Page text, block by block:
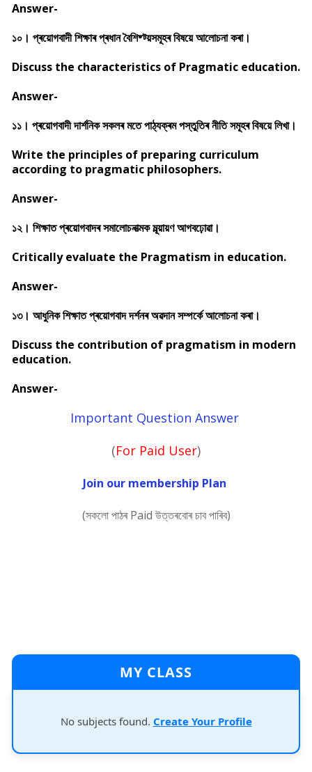
Answer-
১০। প্ৰয়োগবাদী শিক্ষাৰ প্ৰধান বৈশিষ্ট্য়সমূহৰ বিষয়ে আলোচনা কৰা।
Discuss the characteristics of Pragmatic education.
Answer-
১১। প্ৰয়োগবাদী দাৰ্শনিক সকলৰ মতে পাঠ্যক্ৰম পস্তুতিৰ নীতি সমূহৰ বিষয়ে লিখা।
Write the principles of preparing curriculum
according to pragmatic philosophers.
Answer-
১২। শিক্ষাত প্ৰয়োগবাদৰ সমালোচনাত্মক মূল্য়ায়ণ আগবঢ়োৱা।
Critically evaluate the Pragmatism in education.
Answer-
১৩। আধুনিক শিক্ষাত প্ৰয়োগবাদ দৰ্শনৰ অৱদান সম্পৰ্কে আলোচনা কৰা।
Discuss the contribution of pragmatism in modern
education.
Answer-
Important Question Answer
(For Paid User)
Join our membership Plan
(সকলো পাঠৰ Paid উত্তৰবোৰ চাব পাৰিব)
MY CLASS
No subjects found. Create Your Profile